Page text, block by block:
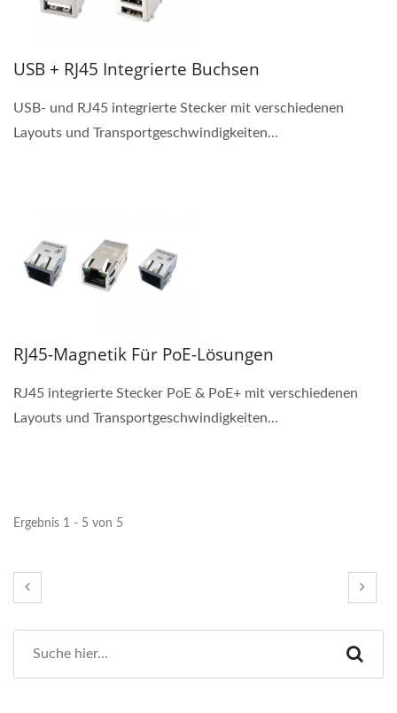
USB + RJ45 Integrierte Buchsen
USB- und RJ45 integrierte Stecker mit verschiedenen
Layouts und Transportgeschwindigkeiten...
RJ45-Magnetik Für PoE-Lösungen
RJ45 integrierte Stecker PoE & PoE+ mit verschiedenen
Layouts und Transportgeschwindigkeiten...
Ergebnis 1 - 5 von 5